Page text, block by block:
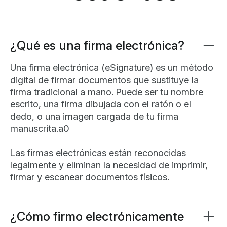
¿Qué es una firma electrónica?
Una firma electrónica (eSignature) es un método
digital de firmar documentos que sustituye la
firma tradicional a mano. Puede ser tu nombre
escrito, una firma dibujada con el ratón o el
dedo, o una imagen cargada de tu firma
manuscrita.a0
Las firmas electrónicas están reconocidas
legalmente y eliminan la necesidad de imprimir,
firmar y escanear documentos físicos.
¿Cómo firmo electrónicamente